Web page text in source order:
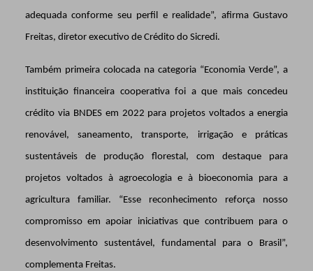
adequada conforme seu perfil e realidade”, afirma Gustavo
Freitas, diretor executivo de Crédito do Sicredi.
Também primeira colocada na categoria “Economia Verde”, a
instituição financeira cooperativa foi a que mais concedeu
crédito via BNDES em 2022 para projetos voltados a energia
renovável, saneamento, transporte, irrigação e práticas
sustentáveis de produção florestal, com destaque para
projetos voltados à agroecologia e à bioeconomia para a
agricultura familiar. “Esse reconhecimento reforça nosso
compromisso em apoiar iniciativas que contribuem para o
desenvolvimento sustentável, fundamental para o Brasil”,
complementa Freitas.